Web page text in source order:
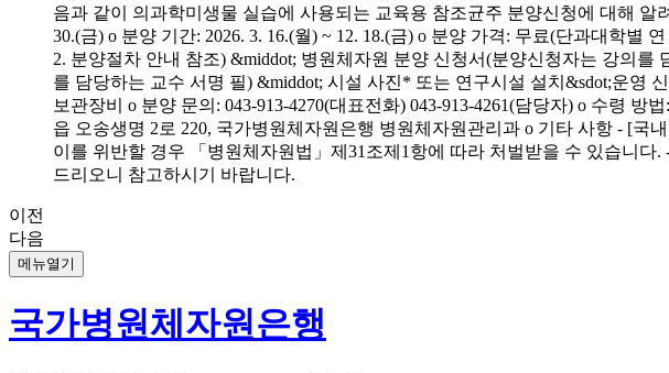
음과 같이 의과학미생물 실습에 사용되는 교육용 참조균주 분양신청에 대해 알
30.(금) o 분양 기간: 2026. 3. 16.(월) ~ 12. 18.(금) o 분양 가격: 무료(단과대학별
2. 분양절차 안내 참조) &middot; 병원체자원 분양 신청서(분양신청자는 강의
를 담당하는 교수 서명 필) &middot; 시설 사진* 또는 연구시설 설치&sdot;운영
보관장비 o 분양 문의: 043-913-4270(대표전화) 043-913-4261(담당자) o 수령
읍 오송생명 2로 220, 국가병원체자원은행 병원체자원관리과 o 기타 사항 - [
이를 위반할 경우 「병원체자원법」제31조제1항에 따라 처벌받을 수 있습니
드리오니 참고하시기 바랍니다.
이전
다음
메뉴열기
국가병원체자원은행